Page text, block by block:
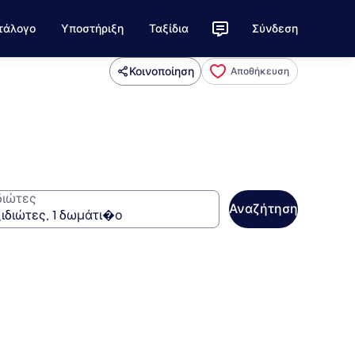
Υποστήριξη Ταξίδια Σύνδεση
Κοινοποίηση Αποθήκευση
Αναζήτηση